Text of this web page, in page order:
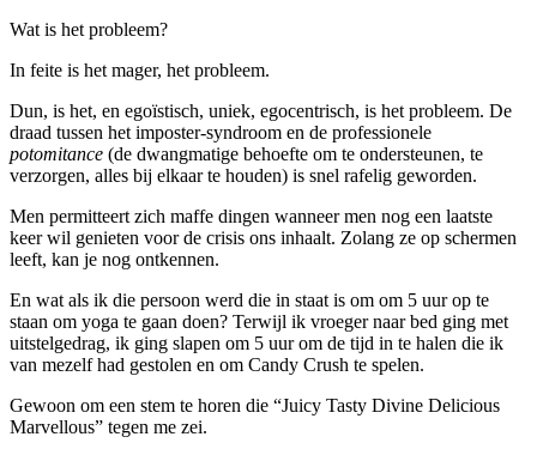
Wat is het probleem?
In feite is het mager, het probleem.
Dun, is het, en egoïstisch, uniek, egocentrisch, is het probleem. De
draad tussen het imposter-syndroom en de professionele
potomitance (de dwangmatige behoefte om te ondersteunen, te
verzorgen, alles bij elkaar te houden) is snel rafelig geworden.
Men permitteert zich maffe dingen wanneer men nog een laatste
keer wil genieten voor de crisis ons inhaalt. Zolang ze op schermen
leeft, kan je nog ontkennen.
En wat als ik die persoon werd die in staat is om om 5 uur op te
staan om yoga te gaan doen? Terwijl ik vroeger naar bed ging met
uitstelgedrag, ik ging slapen om 5 uur om de tijd in te halen die ik
van mezelf had gestolen en om Candy Crush te spelen.
Gewoon om een stem te horen die “Juicy Tasty Divine Delicious
Marvellous” tegen me zei.